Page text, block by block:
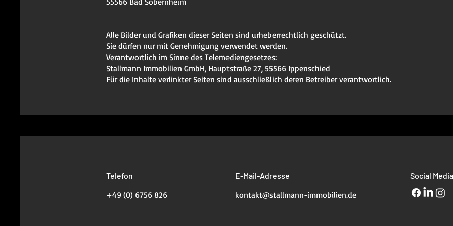
Alle Bilder und Grafiken dieser Seiten sind urheberrechtlich geschützt.
Sie dürfen nur mit Genehmigung verwendet werden.
Verantwortlich im Sinne des Telemediengesetzes:
Stallmann Immobilien GmbH, Hauptstraße 27, 55566 Ippenschied
Für die Inhalte verlinkter Seiten sind ausschließlich deren Betreiber verantwortlich.
Telefon
+49 (0) 6756 826
E-Mail-Adresse
kontakt@stallmann-immobilien.de
Social Media